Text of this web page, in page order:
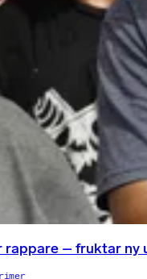
rappare – fruktar ny